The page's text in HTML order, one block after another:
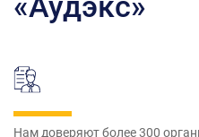
Нам доверяют более 300